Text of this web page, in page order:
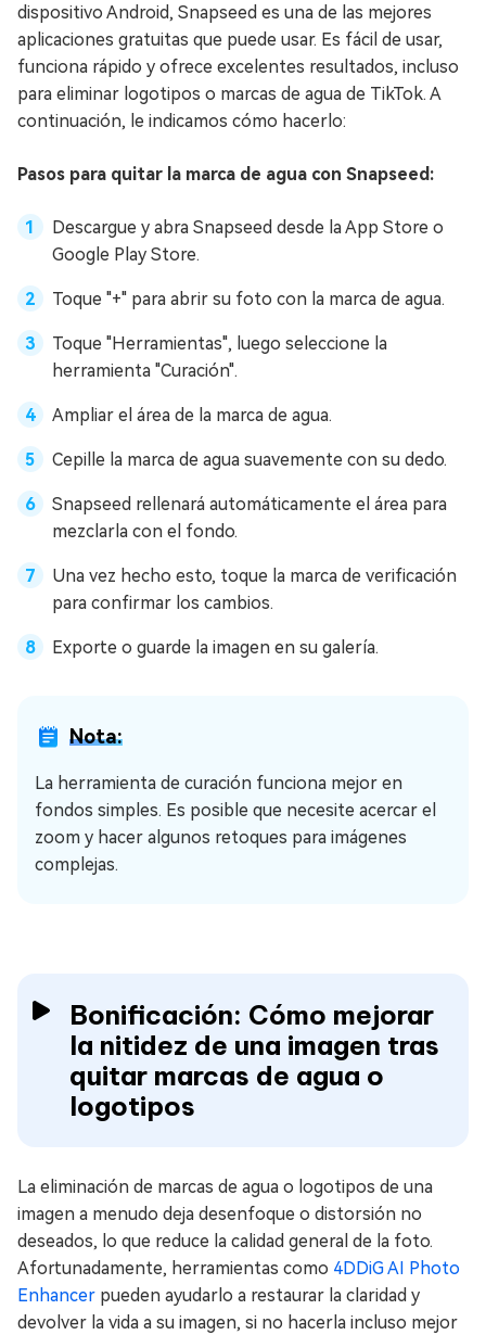
dispositivo Android, Snapseed es una de las mejores
aplicaciones gratuitas que puede usar. Es fácil de usar,
funciona rápido y ofrece excelentes resultados, incluso
para eliminar logotipos o marcas de agua de TikTok. A
continuación, le indicamos cómo hacerlo:
Pasos para quitar la marca de agua con Snapseed:
Descargue y abra Snapseed desde la App Store o
Google Play Store.
Toque "+" para abrir su foto con la marca de agua.
Toque "Herramientas", luego seleccione la
herramienta "Curación".
Ampliar el área de la marca de agua.
Cepille la marca de agua suavemente con su dedo.
Snapseed rellenará automáticamente el área para
mezclarla con el fondo.
Una vez hecho esto, toque la marca de verificación
para confirmar los cambios.
Exporte o guarde la imagen en su galería.
Nota:
La herramienta de curación funciona mejor en
fondos simples. Es posible que necesite acercar el
zoom y hacer algunos retoques para imágenes
complejas.
Bonificación: Cómo mejorar
la nitidez de una imagen tras
quitar marcas de agua o
logotipos
La eliminación de marcas de agua o logotipos de una
imagen a menudo deja desenfoque o distorsión no
deseados, lo que reduce la calidad general de la foto.
Afortunadamente, herramientas como 4DDiG AI Photo
Enhancer pueden ayudarlo a restaurar la claridad y
devolver la vida a su imagen, si no hacerla incluso mejor